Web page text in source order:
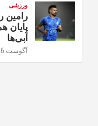
ورزشی
رامین
پایان
آبی‌ها
آگوست 6, 2026